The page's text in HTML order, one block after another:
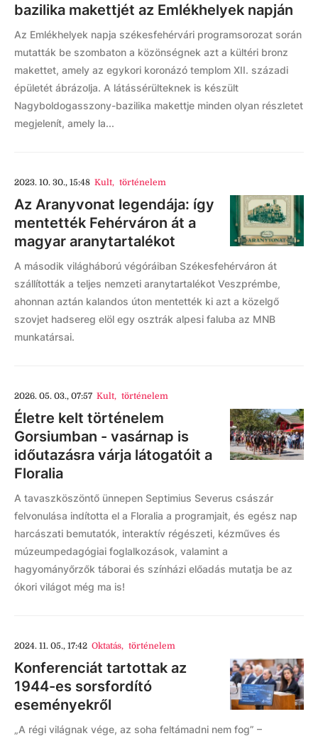
bazilika makettjét az Emlékhelyek napján
Az Emlékhelyek napja székesfehérvári programsorozat során
mutatták be szombaton a közönségnek azt a kültéri bronz
makettet, amely az egykori koronázó templom XII. századi
épületét ábrázolja. A látássérülteknek is készült
Nagyboldogasszony-bazilika makettje minden olyan részletet
megjelenít, amely la...
2023. 10. 30., 15:48 Kult, történelem
Az Aranyvonat legendája: így
mentették Fehérváron át a
magyar aranytartalékot
A második világháború végóráiban Székesfehérváron át
szállították a teljes nemzeti aranytartalékot Veszprémbe,
ahonnan aztán kalandos úton mentették ki azt a közelgő
szovjet hadsereg elöl egy osztrák alpesi faluba az MNB
munkatársai.
2026. 05. 03., 07:57 Kult, történelem
Életre kelt történelem
Gorsiumban - vasárnap is
időutazásra várja látogatóit a
Floralia
A tavaszköszöntő ünnepen Septimius Severus császár
felvonulása indította el a Floralia a programjait, és egész nap
harcászati bemutatók, interaktív régészeti, kézműves és
múzeumpedagógiai foglalkozások, valamint a
hagyományőrzők táborai és színházi előadás mutatja be az
ókori világot még ma is!
2024. 11. 05., 17:42 Oktatás, történelem
Konferenciát tartottak az
1944-es sorsfordító
eseményekről
„A régi világnak vége, az soha feltámadni nem fog” –